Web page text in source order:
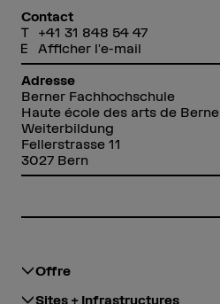
Contact
+41 31 848 54 47
Afficher l'e-mail
Adresse
Berner Fachhochschule
Haute école des arts de Berne
Weiterbildung
Fellerstrasse 11
3027 Bern
Offre
Sites + Infrastructures